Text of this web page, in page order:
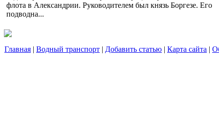
флота в Александрии. Руководителем был князь Боргезе. Его
подводна...
Главная | Водный транспорт | Добавить статью | Карта сайта |